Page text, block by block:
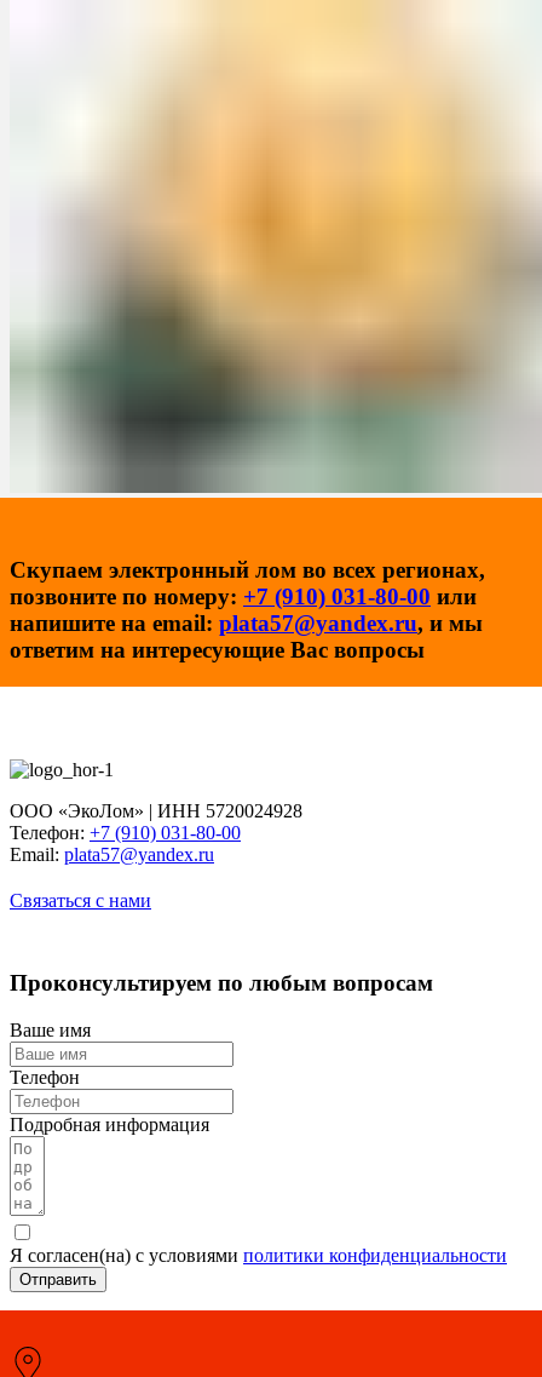
Скупаем электронный лом во всех регионах,
позвоните по номеру: +7 (910) 031-80-00 или
напишите на email: plata57@yandex.ru, и мы
ответим на интересующие Вас вопросы
ООО «ЭкоЛом» | ИНН 5720024928
Телефон: +7 (910) 031-80-00
Email: plata57@yandex.ru
Связаться с нами
Проконсультируем по любым вопросам
Ваше имя
Телефон
Подробная информация
Я согласен(на) с условиями политики конфиденциальности
Отправить